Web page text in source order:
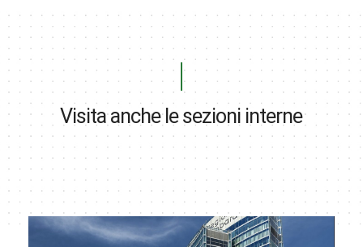
Visita anche le sezioni interne